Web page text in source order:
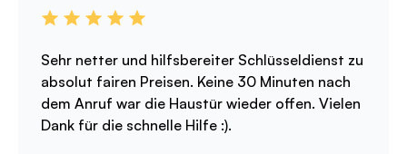
Sehr netter und hilfsbereiter Schlüsseldienst zu
absolut fairen Preisen. Keine 30 Minuten nach
dem Anruf war die Haustür wieder offen. Vielen
Dank für die schnelle Hilfe :).